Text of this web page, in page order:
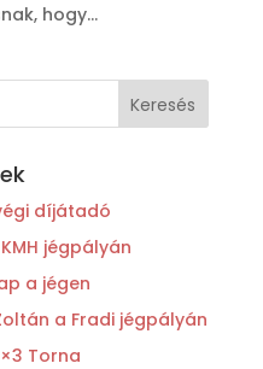
hogy...
díjátadó
jégpályán
a jégen
a Fradi jégpályán
Torna